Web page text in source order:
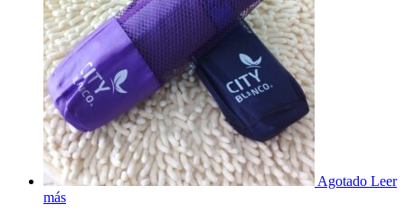
Agotado Leer
más